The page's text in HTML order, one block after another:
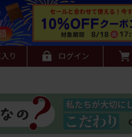
り ログイン